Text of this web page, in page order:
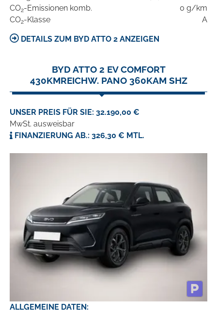
CO2-Emissionen komb.
0 g/km
CO2-Klasse A
DETAILS ZUM BYD ATTO 2 ANZEIGEN
BYD ATTO 2 EV COMFORT
430KMREICHW. PANO 360KAM SHZ
UNSER PREIS FÜR SIE: 32.190,00 €
MwSt. ausweisbar
FINANZIERUNG AB.: 326,30 € MTL.
ALLGEMEINE DATEN: